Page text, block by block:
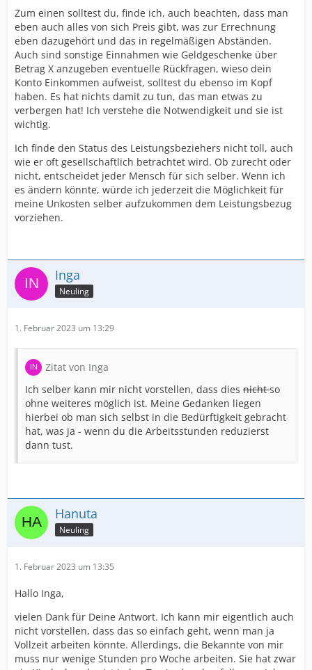
Zum einen solltest du, finde ich, auch beachten, dass man
eben auch alles von sich Preis gibt, was zur Errechnung
eben dazugehört und das in regelmäßigen Abständen.
Auch sind sonstige Einnahmen wie Geldgeschenke über
Betrag X anzugeben eventuelle Rückfragen, wieso dein
Konto Einkommen aufweist, solltest du ebenso im Kopf
haben. Es hat nichts damit zu tun, das man etwas zu
verbergen hat! Ich verstehe die Notwendigkeit und sie ist
wichtig.
Ich finde den Status des Leistungsbeziehers nicht toll, auch
wie er oft gesellschaftlich betrachtet wird. Ob zurecht oder
nicht, entscheidet jeder Mensch für sich selber. Wenn ich
es ändern könnte, würde ich jederzeit die Möglichkeit für
meine Unkosten selber aufzukommen dem Leistungsbezug
vorziehen.
Inga
Neuling
1. Februar 2023 um 13:29
Zitat von Inga
Ich selber kann mir nicht vorstellen, dass dies nichtso
ohne weiteres möglich ist. Meine Gedanken liegen
hierbei ob man sich selbst in die Bedürftigkeit gebracht
hat, was ja - wenn du die Arbeitsstunden reduzierst
dann tust.
Hanuta
Neuling
1. Februar 2023 um 13:35
Hallo Inga,
vielen Dank für Deine Antwort. Ich kann mir eigentlich auch
nicht vorstellen, dass das so einfach geht, wenn man ja
Vollzeit arbeiten könnte. Allerdings, die Bekannte von mir
muss nur wenige Stunden pro Woche arbeiten. Sie hat zwar